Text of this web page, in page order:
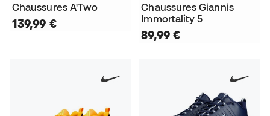
Chaussures A'Two
139,99 €
Chaussures Giannis
Immortality 5
89,99 €